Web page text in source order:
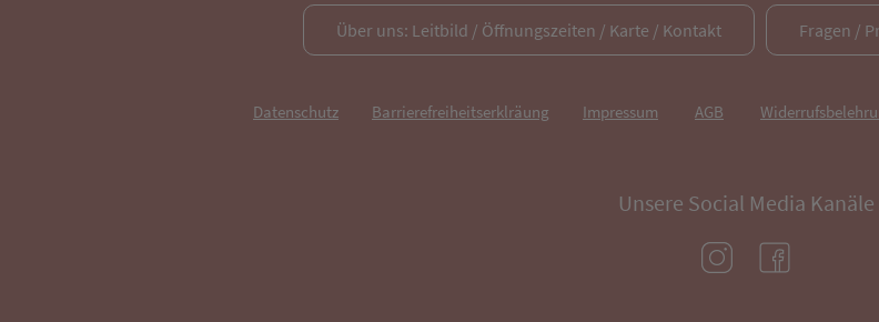
Über uns: Leitbild / Öffnungszeiten / Karte / Kontakt Fragen /
Datenschutz Barrierefreiheitserklräung Impressum AGB
Unsere Social Media Kanäle
(öffnet in neuem